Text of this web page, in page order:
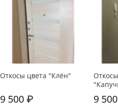
Откосы цвета "Клён"
9 500 ₽ 9